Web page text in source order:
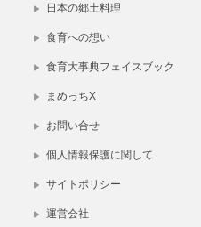
日本の郷土料理
食育への想い
食育大事典フェイスブック
まめっちX
お問い合せ
個人情報保護に関して
サイトポリシー
運営会社